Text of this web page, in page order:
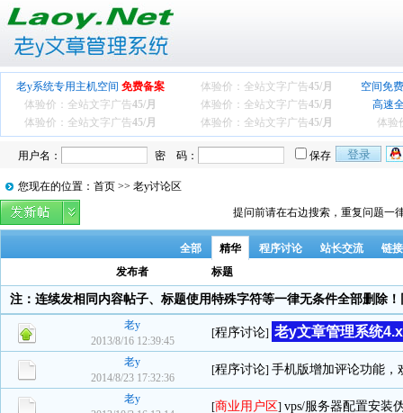
老y系统专用主机空间 免费备案 体验价：全站文字广告45/月
空间免
体验价：全站文字广告45/月 体验价：全站文字广告45/月
高速
体验价：全站文字广告45/月 体验价：全站文字广告45/月 体验
用户名： 密 码： 保存
您现在的位置：首页 >> 老y讨论区
提问前请在右边搜索，重复问题一
全部 精华 程序讨论 站长交流
链
发布者
标题
注：连续发相同内容帖子、标题使用特殊字符等一律无条件全部删除
老y
2013/8/16 12:39:45
[程序讨论] 老y文章管理系统
老y
2014/8/23 17:32:36
[程序讨论] 手机版增加评论功能，
老y
[商业用户区] vps/服务器配置安装